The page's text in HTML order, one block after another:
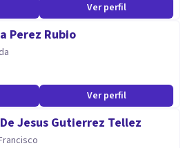
Ver perfil
Perez Rubio
Ver perfil
Jesus Gutierrez Tellez